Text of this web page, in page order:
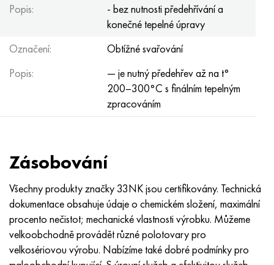
Popis:
- bez nutnosti předehřívání a
konečné tepelné úpravy
Označení:
Obtížné svařování
Popis:
— je nutný předehřev až na t°
200–300°С s finálním tepelným
zpracováním
Zásobování
Všechny produkty značky 33NK jsou certifikovány. Technická
dokumentace obsahuje údaje o chemickém složení, maximální
procento nečistot; mechanické vlastnosti výrobku. Můžeme
velkoobchodně provádět různé polotovary pro
velkosériovou výrobu. Nabízíme také dobré podmínky pro